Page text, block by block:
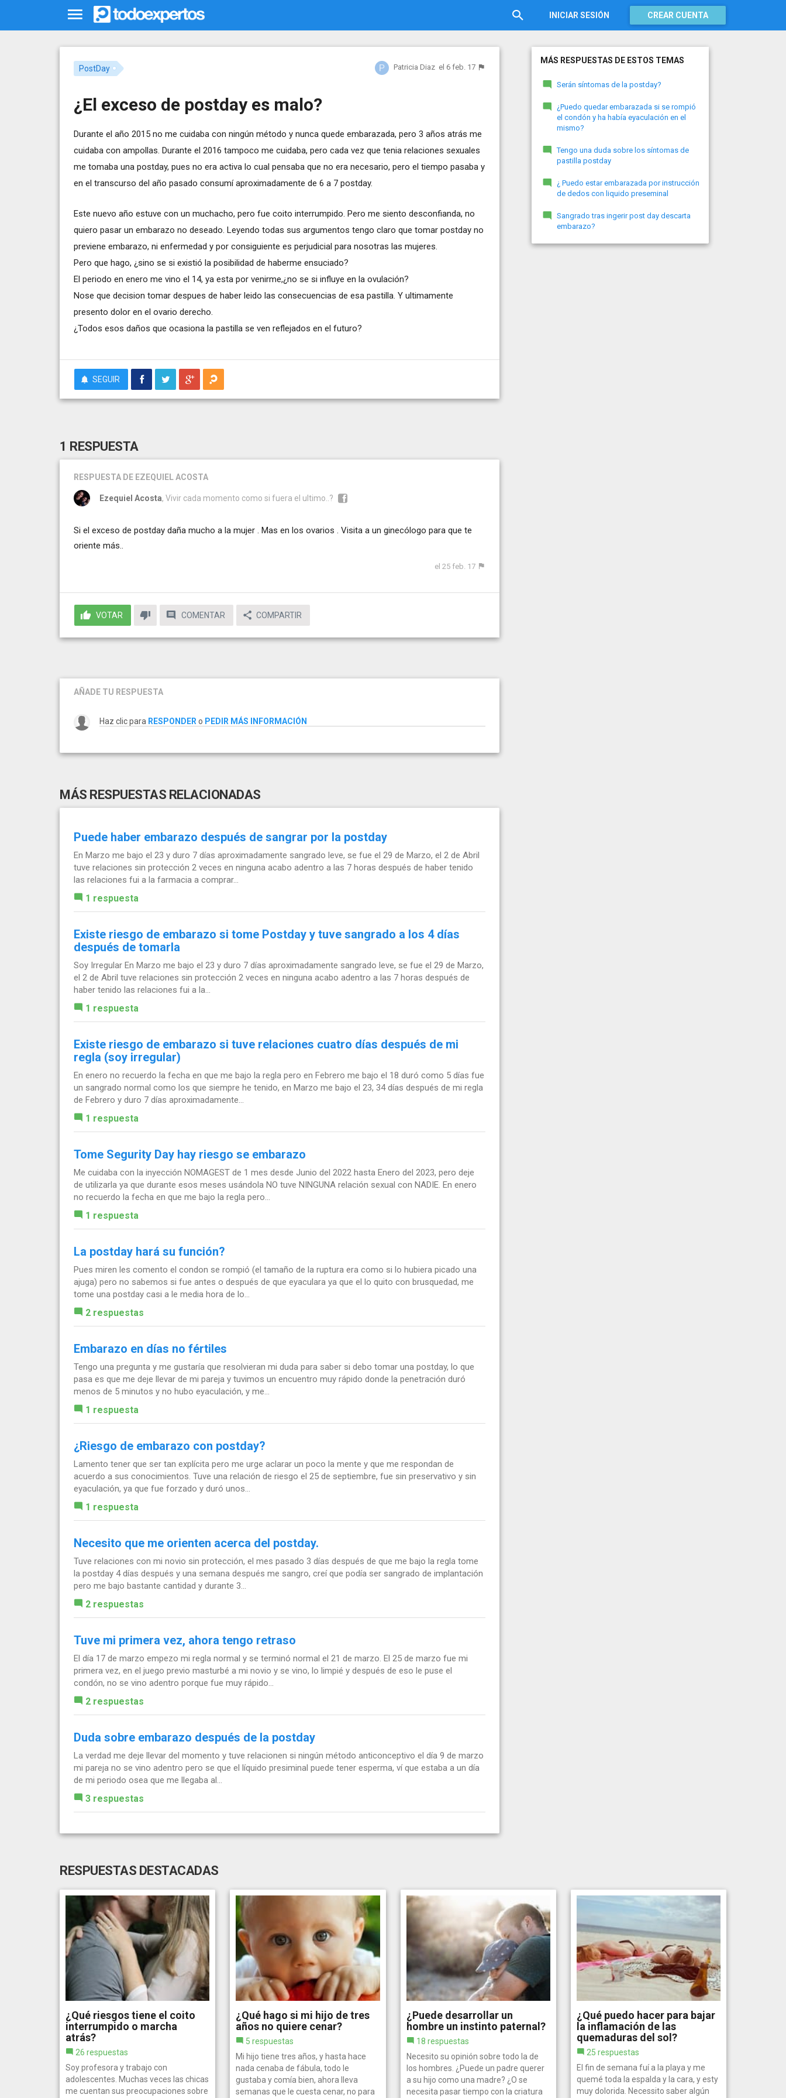
INICIAR SESIÓN CREAR CUENTA
PostDay Patricia Diaz el 6 feb. 17
¿El exceso de postday es malo?
Durante el año 2015 no me cuidaba con ningún método y nunca quede embarazada, pero 3 años atrás me
cuidaba con ampollas. Durante el 2016 tampoco me cuidaba, pero cada vez que tenia relaciones sexuales
me tomaba una postday, pues no era activa lo cual pensaba que no era necesario, pero el tiempo pasaba y
en el transcurso del año pasado consumí aproximadamente de 6 a 7 postday.
Este nuevo año estuve con un muchacho, pero fue coito interrumpido. Pero me siento desconfianda, no
quiero pasar un embarazo no deseado. Leyendo todas sus argumentos tengo claro que tomar postday no
previene embarazo, ni enfermedad y por consiguiente es perjudicial para nosotras las mujeres.
Pero que hago, ¿sino se si existió la posibilidad de haberme ensuciado?
El periodo en enero me vino el 14, ya esta por venirme,¿no se si influye en la ovulación?
Nose que decision tomar despues de haber leido las consecuencias de esa pastilla. Y ultimamente
presento dolor en el ovario derecho.
¿Todos esos daños que ocasiona la pastilla se ven reflejados en el futuro?
SEGUIR
1 RESPUESTA
RESPUESTA DE EZEQUIEL ACOSTA
Ezequiel Acosta, Vivir cada momento como si fuera el ultimo..?
Si el exceso de postday daña mucho a la mujer . Mas en los ovarios . Visita a un ginecólogo para que te
oriente más..
el 25 feb. 17
VOTAR COMENTAR COMPARTIR
AÑADE TU RESPUESTA
Haz clic para RESPONDER o PEDIR MÁS INFORMACIÓN
MÁS RESPUESTAS RELACIONADAS
Puede haber embarazo después de sangrar por la postday
En Marzo me bajo el 23 y duro 7 días aproximadamente sangrado leve, se fue el 29 de Marzo, el 2 de Abril
tuve relaciones sin protección 2 veces en ninguna acabo adentro a las 7 horas después de haber tenido
las relaciones fui a la farmacia a comprar...
1 respuesta
Existe riesgo de embarazo si tome Postday y tuve sangrado a los 4 días
después de tomarla
Soy Irregular En Marzo me bajo el 23 y duro 7 días aproximadamente sangrado leve, se fue el 29 de Marzo,
el 2 de Abril tuve relaciones sin protección 2 veces en ninguna acabo adentro a las 7 horas después de
haber tenido las relaciones fui a la...
1 respuesta
Existe riesgo de embarazo si tuve relaciones cuatro días después de mi
regla (soy irregular)
En enero no recuerdo la fecha en que me bajo la regla pero en Febrero me bajo el 18 duró como 5 días fue
un sangrado normal como los que siempre he tenido, en Marzo me bajo el 23, 34 días después de mi regla
de Febrero y duro 7 días aproximadamente...
1 respuesta
Tome Segurity Day hay riesgo se embarazo
Me cuidaba con la inyección NOMAGEST de 1 mes desde Junio del 2022 hasta Enero del 2023, pero deje
de utilizarla ya que durante esos meses usándola NO tuve NINGUNA relación sexual con NADIE. En enero
no recuerdo la fecha en que me bajo la regla pero...
1 respuesta
La postday hará su función?
Pues miren les comento el condon se rompió (el tamaño de la ruptura era como si lo hubiera picado una
ajuga) pero no sabemos si fue antes o después de que eyaculara ya que el lo quito con brusquedad, me
tome una postday casi a le media hora de lo...
2 respuestas
Embarazo en días no fértiles
Tengo una pregunta y me gustaría que resolvieran mi duda para saber si debo tomar una postday, lo que
pasa es que me deje llevar de mi pareja y tuvimos un encuentro muy rápido donde la penetración duró
menos de 5 minutos y no hubo eyaculación, y me...
1 respuesta
¿Riesgo de embarazo con postday?
Lamento tener que ser tan explícita pero me urge aclarar un poco la mente y que me respondan de
acuerdo a sus conocimientos. Tuve una relación de riesgo el 25 de septiembre, fue sin preservativo y sin
eyaculación, ya que fue forzado y duró unos...
1 respuesta
Necesito que me orienten acerca del postday.
Tuve relaciones con mi novio sin protección, el mes pasado 3 días después de que me bajo la regla tome
la postday 4 días después y una semana después me sangro, creí que podía ser sangrado de implantación
pero me bajo bastante cantidad y durante 3...
2 respuestas
Tuve mi primera vez, ahora tengo retraso
El día 17 de marzo empezo mi regla normal y se terminó normal el 21 de marzo. El 25 de marzo fue mi
primera vez, en el juego previo masturbé a mi novio y se vino, lo limpié y después de eso le puse el
condón, no se vino adentro porque fue muy rápido...
2 respuestas
Duda sobre embarazo después de la postday
La verdad me deje llevar del momento y tuve relacionen si ningún método anticonceptivo el día 9 de marzo
mi pareja no se vino adentro pero se que el líquido presiminal puede tener esperma, ví que estaba a un día
de mi periodo osea que me llegaba al...
3 respuestas
MÁS RESPUESTAS DE ESTOS TEMAS
Serán síntomas de la postday?
¿Puedo quedar embarazada si se rompió
el condón y ha había eyaculación en el
mismo?
Tengo una duda sobre los síntomas de
pastilla postday
¿ Puedo estar embarazada por instrucción
de dedos con liquido preseminal
Sangrado tras ingerir post day descarta
embarazo?
RESPUESTAS DESTACADAS
¿Qué riesgos tiene el coito
interrumpido o marcha
atrás?
26 respuestas
Soy profesora y trabajo con
adolescentes. Muchas veces las chicas
me cuentan sus preocupaciones sobre
¿Qué hago si mi hijo de tres
años no quiere cenar?
5 respuestas
Mi hijo tiene tres años, y hasta hace
nada cenaba de fábula, todo le
gustaba y comía bien, ahora lleva
semanas que le cuesta cenar, no para
¿Puede desarrollar un
hombre un instinto paternal?
18 respuestas
Necesito su opinión sobre todo la de
los hombres. ¿Puede un padre querer
a su hijo como una madre? ¿O se
necesita pasar tiempo con la criatura
¿Qué puedo hacer para bajar
la inflamación de las
quemaduras del sol?
25 respuestas
El fin de semana fuí a la playa y me
quemé toda la espalda y la cara, y esty
muy dolorida. Necessito saber algún